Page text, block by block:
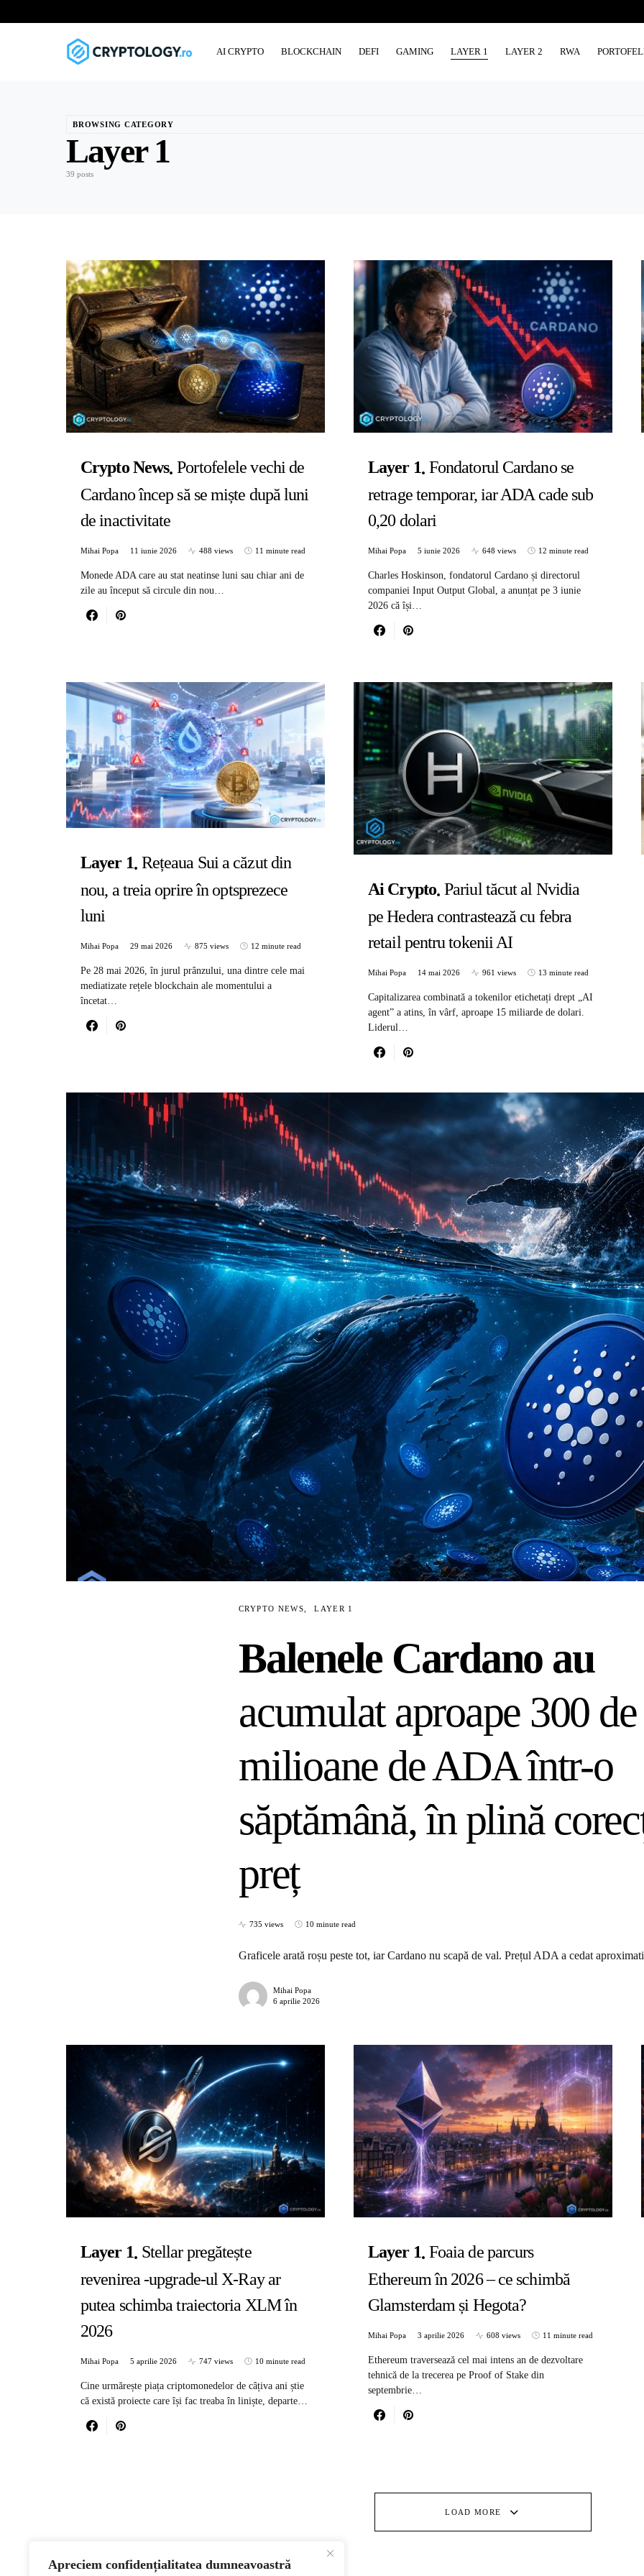
Apreciem confidențialitatea dumneavoastră
AI CRYPTO BLOCKCHAIN DEFI GAMING LAYER 1 LAYER 2 RWA
BROWSING CATEGORY
Layer 1
39 posts
Crypto News Portofelele vechi de
Cardano încep să se miște după luni
de inactivitate
Mihai Popa 11 iunie 2026 488 views 11 minute read
Monede ADA care au stat neatinse luni sau chiar ani de
zile au început să circule din nou…
Layer 1 Fondatorul Cardano se
retrage temporar, iar ADA cade sub
0,20 dolari
Mihai Popa 5 iunie 2026 648 views 12 minute read
Charles Hoskinson, fondatorul Cardano și directorul
companiei Input Output Global, a anunțat pe 3 iunie
2026 că își…
Layer 1 Rețeaua Sui a căzut din
nou, a treia oprire în optsprezece
luni
Mihai Popa 29 mai 2026 875 views 12 minute read
Pe 28 mai 2026, în jurul prânzului, una dintre cele mai
mediatizate rețele blockchain ale momentului a
încetat…
Ai Crypto Pariul tăcut al Nvidia
pe Hedera contrastează cu febra
retail pentru tokenii AI
Mihai Popa 14 mai 2026 961 views 13 minute read
Capitalizarea combinată a tokenilor etichetați drept „AI
agent” a atins, în vârf, aproape 15 miliarde de dolari.
Liderul…
CRYPTO NEWS LAYER 1
Balenele Cardano au
acumulat aproape 300 de
milioane de ADA într-o
săptămână, în plină
preț
735 views 10 minute read
Graficele arată roșu peste tot, iar Cardano nu scapă de val. Prețul ADA a cedat
Mihai Popa
6 aprilie 2026
Layer 1 Stellar pregătește
revenirea -upgrade-ul X-Ray ar
putea schimba traiectoria XLM în
2026
Mihai Popa 5 aprilie 2026 747 views 10 minute read
Cine urmărește piața criptomonedelor de câțiva ani știe
că există proiecte care își fac treaba în liniște, departe…
Layer 1 Foaia de parcurs
Ethereum în 2026 – ce schimbă
Glamsterdam și Hegota?
Mihai Popa 3 aprilie 2026 608 views 11 minute read
Ethereum traversează cel mai intens an de dezvoltare
tehnică de la trecerea pe Proof of Stake din
septembrie…
LOAD MORE